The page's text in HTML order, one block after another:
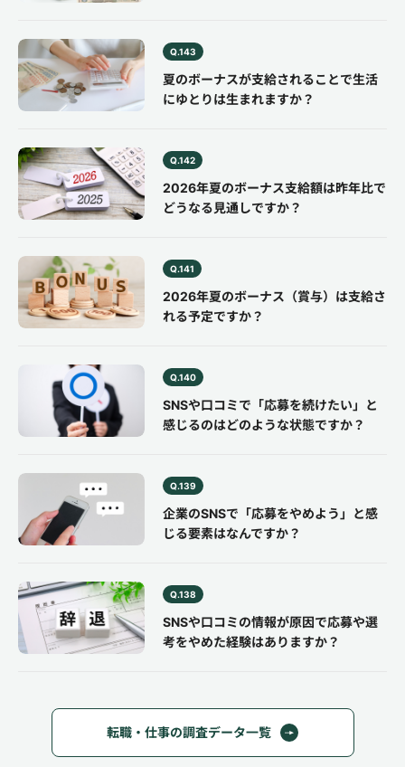
Q.143
夏のボーナスが支給されることで生活
にゆとりは生まれますか？
Q.142
2026年夏のボーナス支給額は昨年比で
どうなる見通しですか？
Q.141
2026年夏のボーナス（賞与）は支給さ
れる予定ですか？
Q.140
SNSや口コミで「応募を続けたい」と
感じるのはどのような状態ですか？
Q.139
企業のSNSで「応募をやめよう」と感
じる要素はなんですか？
Q.138
SNSや口コミの情報が原因で応募や選
考をやめた経験はありますか？
転職・仕事の調査データ一覧